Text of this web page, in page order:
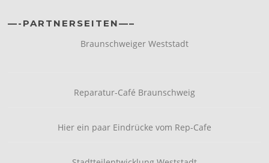
—-PARTNERSEITEN—–
Braunschweiger Weststadt
Reparatur-Café Braunschweig
Hier ein paar Eindrücke vom Rep-Cafe